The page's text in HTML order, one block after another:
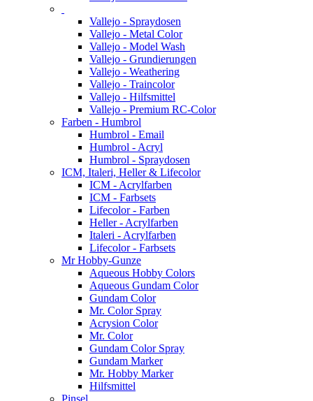
Vallejo - Spraydosen
Vallejo - Metal Color
Vallejo - Model Wash
Vallejo - Grundierungen
Vallejo - Weathering
Vallejo - Traincolor
Vallejo - Hilfsmittel
Vallejo - Premium RC-Color
Farben - Humbrol
Humbrol - Email
Humbrol - Acryl
Humbrol - Spraydosen
ICM, Italeri, Heller & Lifecolor
ICM - Acrylfarben
ICM - Farbsets
Lifecolor - Farben
Heller - Acrylfarben
Italeri - Acrylfarben
Lifecolor - Farbsets
Mr Hobby-Gunze
Aqueous Hobby Colors
Aqueous Gundam Color
Gundam Color
Mr. Color Spray
Acrysion Color
Mr. Color
Gundam Color Spray
Gundam Marker
Mr. Hobby Marker
Hilfsmittel
Pinsel